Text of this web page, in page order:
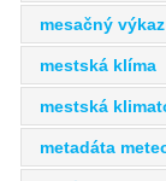
mesačný
mestská klíma
mestská
metadáta